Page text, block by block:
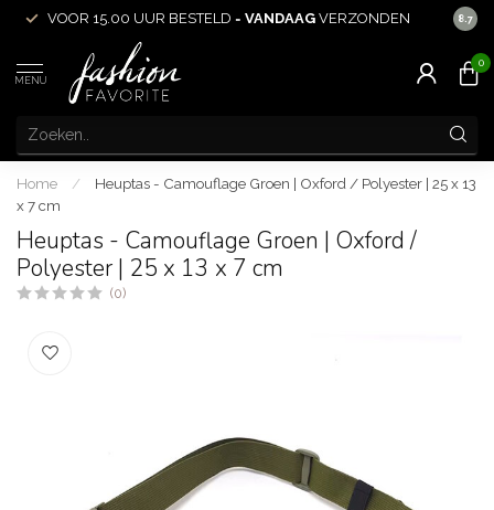
VOOR 15.00 UUR BESTELD = VANDAAG VERZONDEN 8.7
MENU
0
Home /
Heuptas - Camouflage Groen | Oxford / Polyester | 25 x 13
x 7 cm
Heuptas - Camouflage Groen | Oxford /
Polyester | 25 x 13 x 7 cm
(0)